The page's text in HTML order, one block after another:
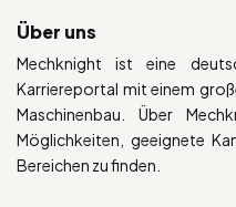
Über uns
Mechknight ist eine
Karriereportal mit einem
Maschinenbau. Über
Möglichkeiten, geeignete
Bereichen zu finden.